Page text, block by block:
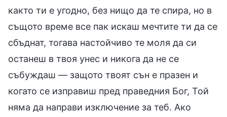
както ти е угодно, без нищо да те спира, но в
същото време все пак искаш мечтите ти да се
сбъднат, тогава настойчиво те моля да си
останеш в твоя унес и никога да не се
събуждаш — защото твоят сън е празен и
когато се изправиш пред праведния Бог, Той
няма да направи изключение за теб. Ако